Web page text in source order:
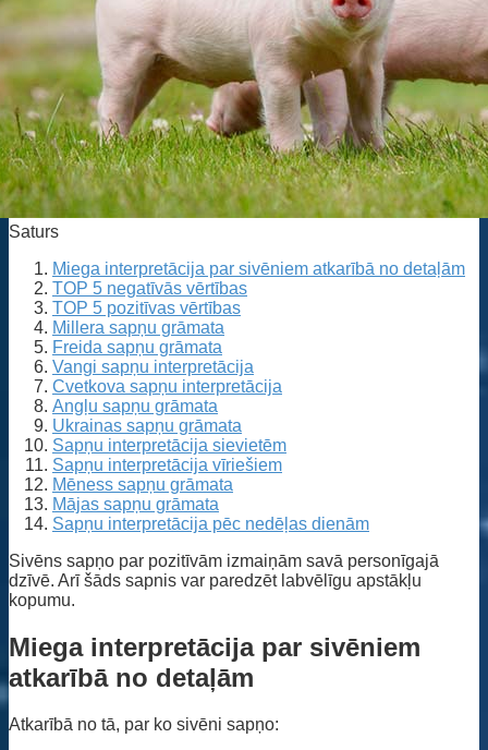
Saturs
Miega interpretācija par sivēniem atkarībā no detaļām
TOP 5 negatīvās vērtības
TOP 5 pozitīvas vērtības
Millera sapņu grāmata
Freida sapņu grāmata
Vangi sapņu interpretācija
Cvetkova sapņu interpretācija
Angļu sapņu grāmata
Ukrainas sapņu grāmata
Sapņu interpretācija sievietēm
Sapņu interpretācija vīriešiem
Mēness sapņu grāmata
Mājas sapņu grāmata
Sapņu interpretācija pēc nedēļas dienām
Sivēns sapņo par pozitīvām izmaiņām savā personīgajā
dzīvē. Arī šāds sapnis var paredzēt labvēlīgu apstākļu
kopumu.
Miega interpretācija par sivēniem
atkarībā no detaļām
Atkarībā no tā, par ko sivēni sapņo: